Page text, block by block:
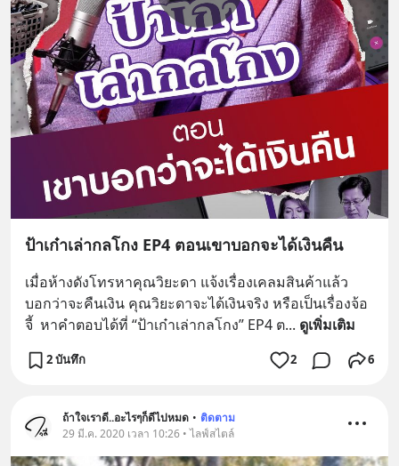
ป้าเก๋าเล่ากลโกง EP4 ตอนเขาบอกจะได้เงินคืน
เมื่อห้างดังโทรหาคุณวิยะดา แจ้งเรื่องเคลมสินค้าแล้ว
บอกว่าจะคืนเงิน คุณวิยะดาจะได้เงินจริง หรือเป็นเรื่องจ้อ
จี้  หาคำตอบได้ที่ “ป้าเก๋าเล่ากลโกง” EP4 ต... ดูเพิ่มเติม
2 บันทึก 2 6
ถ้าใจเราดี..อะไรๆก็ดีไปหมด • ติดตาม
29 มี.ค. 2020 เวลา 10:26 • ไลฟ์สไตล์